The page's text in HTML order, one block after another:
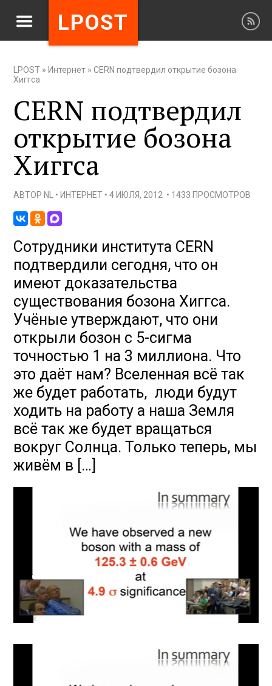
LPOST
LPOST » Интернет »CERN подтвердил открытие бозона
Хиггса
CERN подтвердил
открытие бозона
Хиггса
АВТОР NL • ИНТЕРНЕТ •4 ИЮЛЯ, 2012 • 1433 ПРОСМОТРОВ
Сотрудники института CERN
подтвердили сегодня, что он
имеют доказательства
существования бозона Хиггса.
Учёные утверждают, что они
открыли бозон с 5-сигма
точностью 1 на 3 миллиона. Что
это даёт нам? Вселенная всё так
же будет работать, люди будут
ходить на работу а наша Земля
всё так же будет вращаться
вокруг Солнца. Только теперь, мы
живём в […]